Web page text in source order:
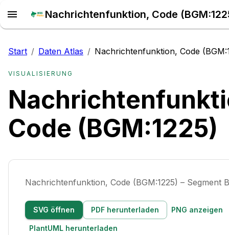
Start / Daten Atlas / Nachrichtenfunktion, Code
VISUALISIERUNG
Code (BGM:1225)
Nachrichtenfunktion, Code (BGM:1225) – Segment
SVG öffnen PDF herunterladen PNG anzeigen
PlantUML herunterladen